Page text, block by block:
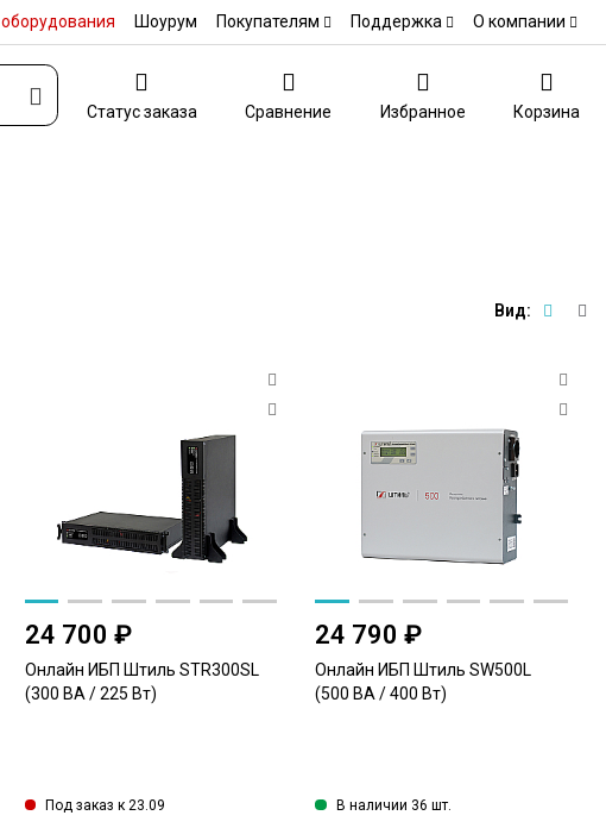
оборудования Шоурум Покупателям Поддержка О компании
Статус заказа Сравнение Избранное Корзина
Вид:
24 700 ₽
Онлайн ИБП Штиль STR300SL
(300 ВА / 225 Вт)
Под заказ к 23.09
24 790 ₽
Онлайн ИБП Штиль SW500L
(500 ВА / 400 Вт)
В наличии 36 шт.